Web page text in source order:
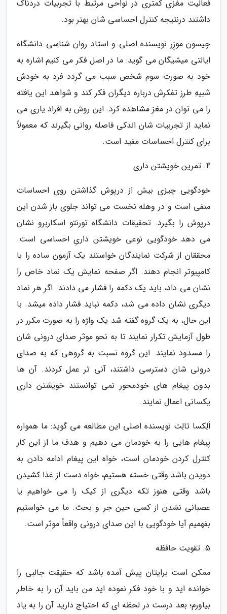
فعالیت مغزی کمتری در نواحی مرتبط با تجربیات دردناک
داشتند درنتیجه کنترل احساسی شان بهتر بود.
جِیسون موزِر نویسنده اصلی و استاد روان شناسی دانشگاه
ایالتی میشیگان می گوید: ما در اصل فکر می کنیم اشاره به
خود به صورت سوم شخص سبب می گردد فرد به خودش
شبیهِ طرز تفکرش درباره دیگران فکر کند و شواهد این یافته
را می توان در مغز مشاهده کرد. این روش به افراد یاری می
نماید از تجربیات شان اندکی فاصله روانی بگیرند که معمولاً
برای کنترل احساسات مفید است.
4. تمرین خویشتن داری
خودگویی چیزی بیش از درپوش گذاشتن روی احساسات
منفی است و در وهله نخست می تواند جلوی باز شدن این
درپوش را بگیرد. تحقیقات دانشگاه تورنتو اسکاربرو نشان
می دهد خودگویی نوعی خویشتن داریِ احساسی است.
محققان از شرکت نمایندگان خواستند یک آزمون ساده را با
کامپیوتر انجام دهند. اگر صفحه نمایش یک نماد خاص را
نشان می داد، باید یک دکمه را فشار می دادند. اگر هر نماد
دیگری نشان داده می شد، دکمه نباید فشار داده میشد. با
این حال، به یک گروه گفته شد یک واژه را به صورت مکرر در
طول آزمایش تکرار نمایند تا به نحو موثر صدای درونی شان
را مسدود نمایند. این گروه نسبت به گروهی که به صدای
درونی شان دسترسی داشتند، آنی تر عمل کردند. آن ها
بدون پیغام های خودمحور نمی توانستند خویشتن داری
یکسانی اعمال نمایند.
اَلِکسا تالِت نویسنده اصلی این مطالعه می گوید: ما همواره
پیغام هایی را به خودمان می دهیم و هدف ما از این کار
کنترل کردن خودمان است، خواه این پیغام ادامه دادن به
دویدن باشد وقتی خسته هستیم، خواه دست از غذا کشیدن
باشد وقتی هنوز تکه دیگری از کیک را می خواهیم یا
عصبانی نشدن از کسی حین جر و بحث. ما می خواستیم
بفهمیم آیا خودگویی با این صدای درونی واقعاً موثر است.
5. تقویت حافظه
ممکن است برایتان پیش آمده باشد که حقیقت جالبی را
خوانده اید و با خود فکر نموده اید من باید آن را به خاطر
بیاورم؛ بعد درست در لحظه ای که احتیاج دارید آن را به یاد